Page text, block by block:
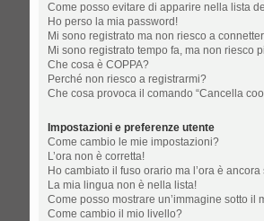
Come posso evitare di apparire nella lista
Ho perso la mia password!
Mi sono registrato ma non riesco a
Mi sono registrato tempo fa, ma non riesco
Che cosa è COPPA?
Perché non riesco a registrarmi?
Che cosa provoca il comando “Cancella
Impostazioni e preferenze utente
Come cambio le mie impostazioni?
L’ora non è corretta!
Ho cambiato il fuso orario ma l’ora è
La mia lingua non è nella lista!
Come posso mostrare un’immagine sotto il
Come cambio il mio livello?